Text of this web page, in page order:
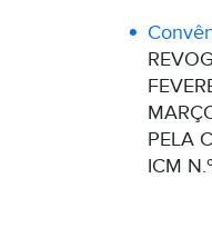
PELA
ICM